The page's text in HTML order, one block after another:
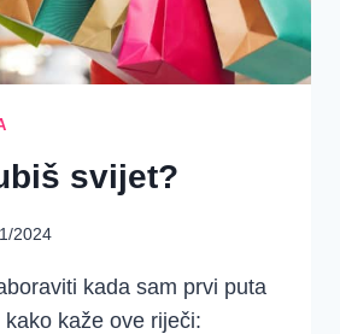
svijet?
2024
kada sam prvi puta
kaže ove riječi: